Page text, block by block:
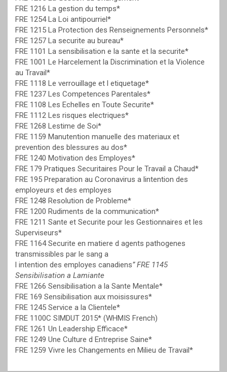
FRE 1216 La gestion du temps*
FRE 1254 La Loi antipourriel*
FRE 1215 La Protection des Renseignements Personnels*
FRE 1257 La securite au bureau*
FRE 1101 La sensibilisation e la sante et la securite*
FRE 1001 Le Harcelement la Discrimination et la Violence
au Travail*
FRE 1118 Le verrouillage et l etiquetage*
FRE 1237 Les Competences Parentales*
FRE 1108 Les Echelles en Toute Securite*
FRE 1112 Les risques electriques*
FRE 1268 Lestime de Soi*
FRE 1159 Manutention manuelle des materiaux et
prevention des blessures au dos*
FRE 1240 Motivation des Employes*
FRE 179 Pratiques Securitaires Pour le Travail a Chaud*
FRE 195 Preparation au Coronavirus a lintention des
employeurs et des employes
FRE 1248 Resolution de Probleme*
FRE 1200 Rudiments de la communication*
FRE 1211 Sante et Securite pour les Gestionnaires et les
Superviseurs*
FRE 1164 Securite en matiere d agents pathogenes
transmissibles par le sang a
l intention des employes canadiens” FRE 1145
Sensibilisation a Lamiante
FRE 1266 Sensibilisation a la Sante Mentale*
FRE 169 Sensibilisation aux moisissures*
FRE 1245 Service a la Clientele*
FRE 1100C SIMDUT 2015* (WHMIS French)
FRE 1261 Un Leadership Efficace*
FRE 1249 Une Culture d Entreprise Saine*
FRE 1259 Vivre les Changements en Milieu de Travail*